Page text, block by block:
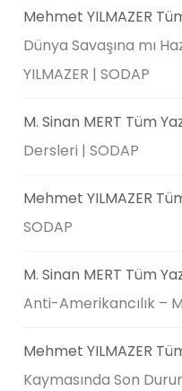
Mehmet YILMAZER
Dünya Savaşına mı
YILMAZER | SODAP
M. Sinan MERT Tüm
Dersleri | SODAP
Mehmet YILMAZER
SODAP
M. Sinan MERT Tüm
Anti-Amerikancılık –
Mehmet YILMAZER
Kaymasında Son